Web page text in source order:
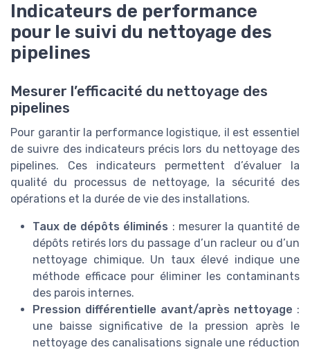
Indicateurs de performance
pour le suivi du nettoyage des
pipelines
Mesurer l’efficacité du nettoyage des
pipelines
Pour garantir la performance logistique, il est essentiel
de suivre des indicateurs précis lors du nettoyage des
pipelines. Ces indicateurs permettent d’évaluer la
qualité du processus de nettoyage, la sécurité des
opérations et la durée de vie des installations.
Taux de dépôts éliminés : mesurer la quantité de
dépôts retirés lors du passage d’un racleur ou d’un
nettoyage chimique. Un taux élevé indique une
méthode efficace pour éliminer les contaminants
des parois internes.
Pression différentielle avant/après nettoyage :
une baisse significative de la pression après le
nettoyage des canalisations signale une réduction